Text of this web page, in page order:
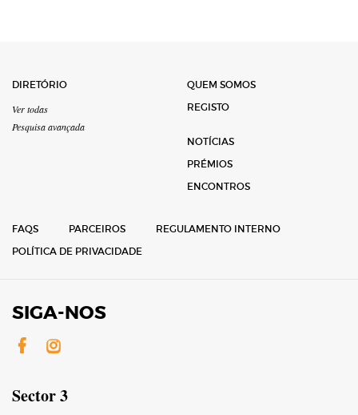
DIRETÓRIO
Ver todas
Pesquisa avançada
QUEM SOMOS
REGISTO
NOTÍCIAS
PRÉMIOS
ENCONTROS
FAQS PARCEIROS
REGULAMENTO INTERNO
POLÍTICA DE PRIVACIDADE
SIGA-NOS
Facebook
Instagram
Sector 3